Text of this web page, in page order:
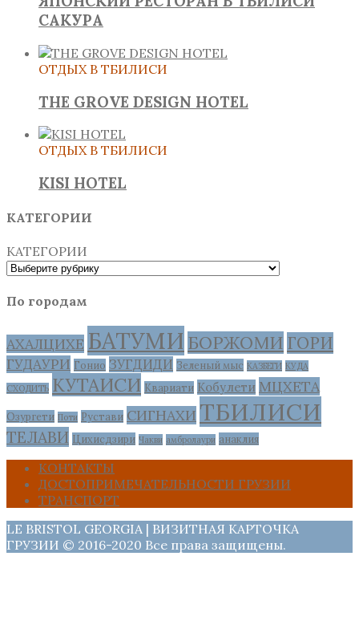
САКУРА
ОТДЫХ В ТБИЛИСИ
THE GROVE DESIGN HOTEL
ОТДЫХ В ТБИЛИСИ
KISI HOTEL
КАТЕГОРИИ
КАТЕГОРИИ
По городам
АХАЛЦИХЕ БАТУМИ БОРЖОМИ ГОРИ
ГУДАУРИ Гонио ЗУГДИДИ Зеленый мыс КАЗБЕГИ КУДА
СХОДИТЬ КУТАИСИ Квариати Кобулети МЦХЕТА
Озургети Поти Рустави СИГНАХИ ТБИЛИСИ
ТЕЛАВИ Цихисдзири Чакви амбролаури анаклия
КОНТАКТЫ
ДОСТОПРИМЕЧАТЕЛЬНОСТИ ГРУЗИИ
ТРАНСПОРТ
LE BRISTOL GEORGIA | ВИЗИТНАЯ КАРТОЧКА
ГРУЗИИ © 2016-2020 Все права защищены.